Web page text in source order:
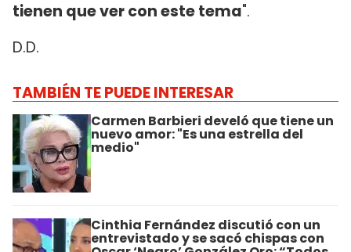
tienen que ver con este tema".
D.D.
TAMBIÉN TE PUEDE INTERESAR
Carmen Barbieri develó que tiene un
nuevo amor: "Es una estrella del
medio"
Cinthia Fernández discutió con un
entrevistado y se sacó chispas con